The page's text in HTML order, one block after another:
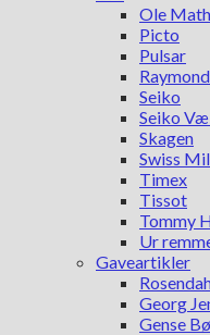
Ole
Picto
Pulsar
Seiko
Seiko
Skagen
Swiss
Timex
Tissot
Tommy
Ur
Gaveartikler
Georg
Gense